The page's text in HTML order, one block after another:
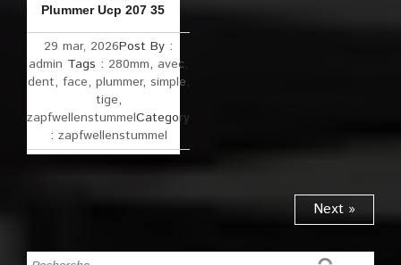
Plummer Ucp 207 35
29 mar, 2026Post By :
admin Tags : 280mm, avec,
dent, face, plummer, simple,
tige,
zapfwellenstummelCategory
: zapfwellenstummel
Next »